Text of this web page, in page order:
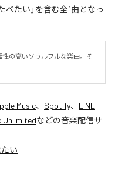
たい」を含む全1曲となっ
の高いソウルフルな楽曲。そ
Music、 Spotify、 LINE
Unlimitedなどの音楽配信サ
い